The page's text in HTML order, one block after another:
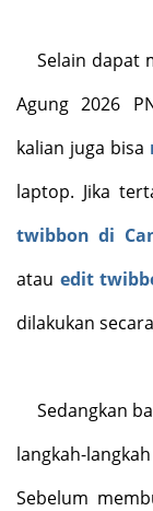
Selain dapat
Agung 2026
kalian juga bisa
laptop. Jika
twibbon di
atau edit
dilakukan
Sedangkan
langkah-
Sebelum